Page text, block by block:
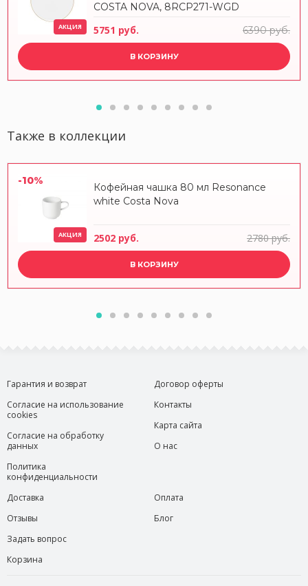
АКЦИЯ
COSTA NOVA, 8RCP271-WGD
5751 руб. 6390 руб.
В КОРЗИНУ
Также в коллекции
-10%
АКЦИЯ
Кофейная чашка 80 мл Resonance
white Costa Nova
2502 руб. 2780 руб.
В КОРЗИНУ
Гарантия и возврат
Согласие на использование
cookies
Согласие на обработку
данных
Политика
конфиденциальности
Договор оферты
Контакты
Карта сайта
О нас
Доставка
Отзывы
Задать вопрос
Корзина
Оплата
Блог